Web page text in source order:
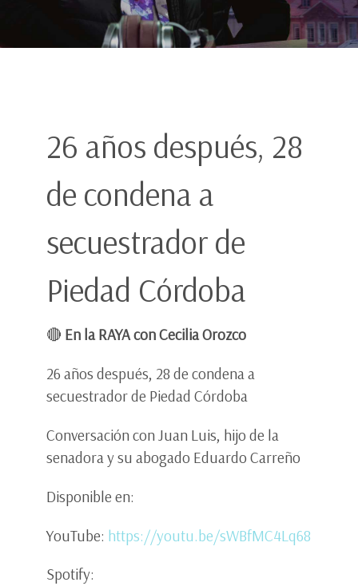
26 años después, 28
de condena a
secuestrador de
Piedad Córdoba
🔴 En la RAYA con Cecilia Orozco
26 años después, 28 de condena a
secuestrador de Piedad Córdoba
Conversación con Juan Luis, hijo de la
senadora y su abogado Eduardo Carreño
Disponible en:
YouTube: https://youtu.be/sWBfMC4Lq68
Spotify: